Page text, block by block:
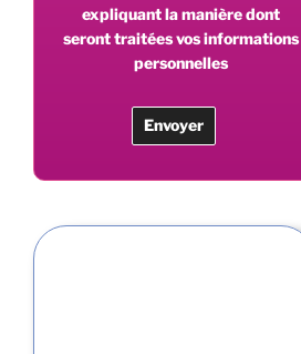
expliquant la manière dont
seront traitées vos informations
personnelles